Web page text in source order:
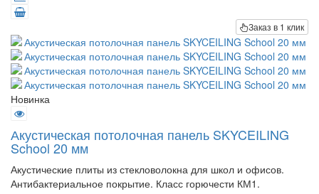
Заказ в 1 клик
Новинка
Акустическая потолочная панель SKYCEILING
School 20 мм
Акустические плиты из стекловолокна для школ и офисов.
Антибактериальное покрытие. Класс горючести КМ1.